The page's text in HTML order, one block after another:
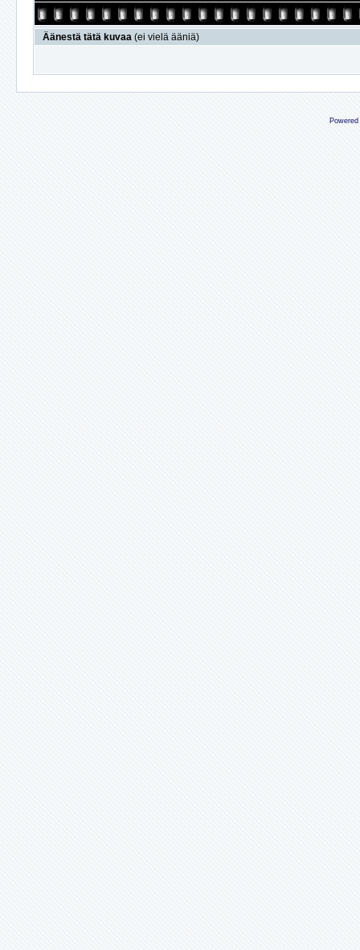
Äänestä tätä kuvaa (ei vielä ääniä)